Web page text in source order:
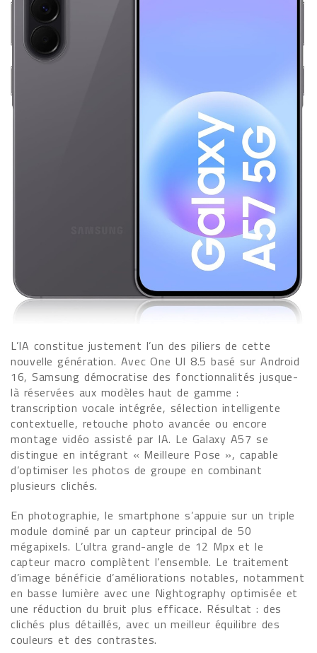
L’IA constitue justement l’un des piliers de cette
nouvelle génération. Avec One UI 8.5 basé sur Android
16, Samsung démocratise des fonctionnalités jusque-
là réservées aux modèles haut de gamme :
transcription vocale intégrée, sélection intelligente
contextuelle, retouche photo avancée ou encore
montage vidéo assisté par IA. Le Galaxy A57 se
distingue en intégrant « Meilleure Pose », capable
d’optimiser les photos de groupe en combinant
plusieurs clichés.
En photographie, le smartphone s’appuie sur un triple
module dominé par un capteur principal de 50
mégapixels. L’ultra grand-angle de 12 Mpx et le
capteur macro complètent l’ensemble. Le traitement
d’image bénéficie d’améliorations notables, notamment
en basse lumière avec une Nightography optimisée et
une réduction du bruit plus efficace. Résultat : des
clichés plus détaillés, avec un meilleur équilibre des
couleurs et des contrastes.